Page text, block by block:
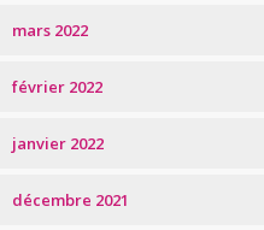
mars 2022
février 2022
janvier 2022
décembre 2021